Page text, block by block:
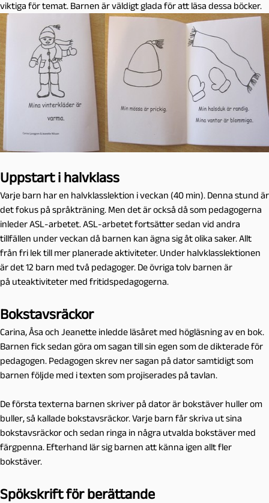
viktiga för temat. Barnen är väldigt glada för att läsa dessa böcker.
Uppstart i halvklass
Varje barn har en halvklasslektion i veckan (40 min). Denna stund är
det fokus på språkträning. Men det är också då som pedagogerna
inleder ASL-arbetet. ASL-arbetet fortsätter sedan vid andra
tillfällen under veckan då barnen kan ägna sig åt olika saker. Allt
från fri lek till mer planerade aktiviteter. Under halvklasslektionen
är det 12 barn med två pedagoger. De övriga tolv barnen är
på uteaktiviteter med fritidspedagogerna.
Bokstavsräckor
Carina, Åsa och Jeanette inledde läsåret med högläsning av en bok.
Barnen fick sedan göra om sagan till sin egen som de dikterade för
pedagogen. Pedagogen skrev ner sagan på dator samtidigt som
barnen följde med i texten som projiserades på tavlan.
De första texterna barnen skriver på dator är bokstäver huller om
buller, så kallade bokstavsräckor. Varje barn får skriva ut sina
bokstavsräckor och sedan ringa in några utvalda bokstäver med
färgpenna. Efterhand lär sig barnen att känna igen allt fler
bokstäver.
Spökskrift för berättande